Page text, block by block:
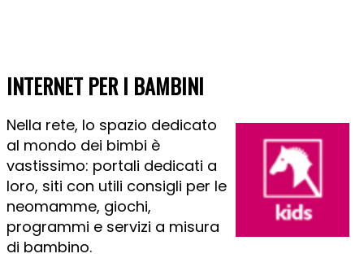
INTERNET PER I BAMBINI
Nella rete, lo spazio dedicato
al mondo dei bimbi è
vastissimo: portali dedicati a
loro, siti con utili consigli per le
neomamme, giochi,
programmi e servizi a misura
di bambino.